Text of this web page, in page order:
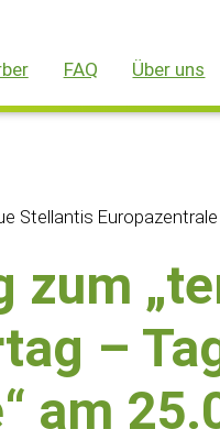
FAQ Über uns
Stellantis
zum
–
am